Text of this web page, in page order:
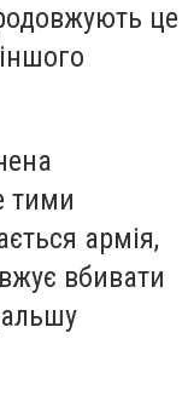
це
тими
армія,
вбивати